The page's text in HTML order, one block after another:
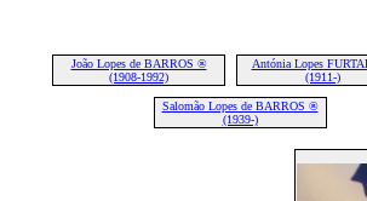
João Lopes de BARROS ®
(1908-1992)
Antónia Lopes
(1911-)
Salomão Lopes de BARROS ®
(1939-)